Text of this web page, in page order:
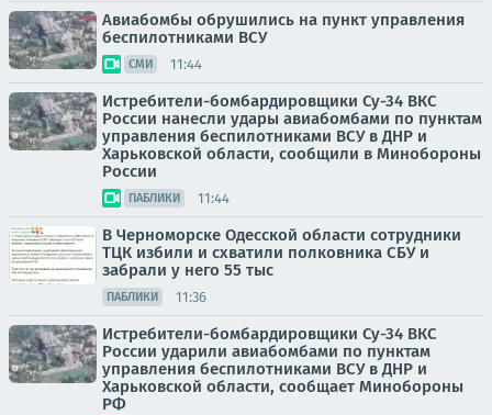
Авиабомбы обрушились на пункт управления
беспилотниками ВСУ
СМИ 11:44
Истребители-бомбардировщики Су-34 ВКС
России нанесли удары авиабомбами по пунктам
управления беспилотниками ВСУ в ДНР и
Харьковской области, сообщили в Минобороны
России
ПАБЛИКИ 11:44
В Черноморске Одесской области сотрудники
ТЦК избили и схватили полковника СБУ и
забрали у него 55 тыс
ПАБЛИКИ 11:36
Истребители-бомбардировщики Су-34 ВКС
России ударили авиабомбами по пунктам
управления беспилотниками ВСУ в ДНР и
Харьковской области, сообщает Минобороны
РФ